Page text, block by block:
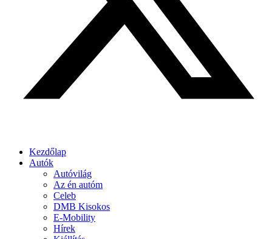
Kezdőlap
Autók
Autóvilág
Az én autóm
Celeb
DMB Kisokos
E-Mobility
Hírek